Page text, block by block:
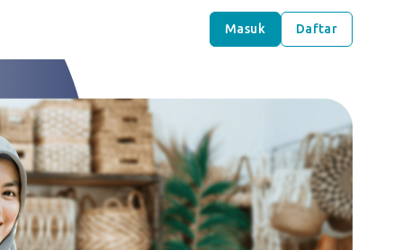
Masuk Daftar